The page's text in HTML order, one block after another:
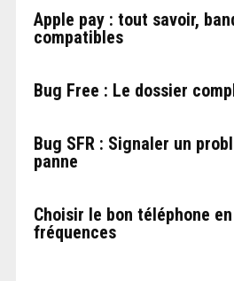
Apple pay : tout savoir,
compatibles
Bug Free : Le dossier
Bug SFR : Signaler un
panne
Choisir le bon téléphone
fréquences